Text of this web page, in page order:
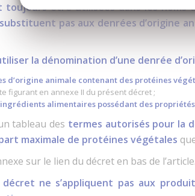
être utilisées dans les noms
pas aux denrées d’origine
la dénomination d’une denrée
d’origine animale contenant des protéines
figurant en annexe II du présent décret ;
alimentaires possédant des
tableau des termes autorisés pour la
maximale de protéines végétales
sur le lien du décret en bas de l’article.
décret ne s’appliquent pas aux